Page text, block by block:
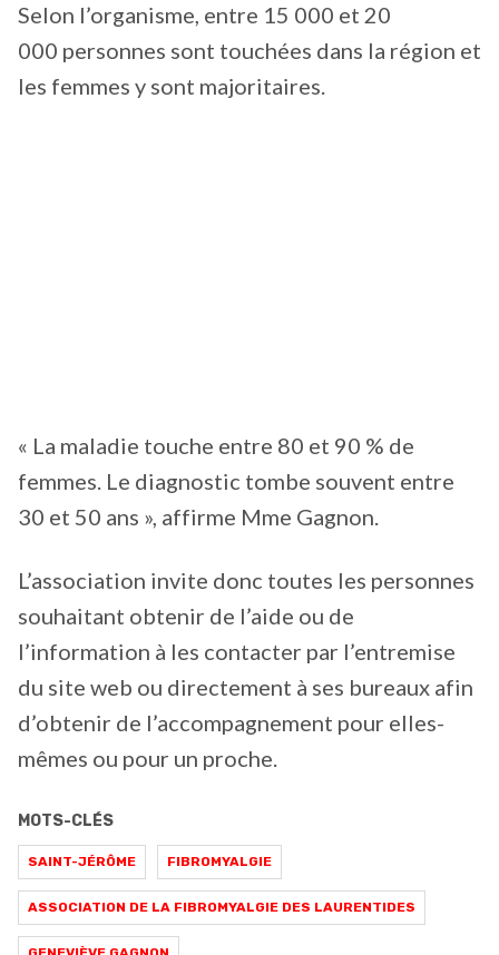
Selon l’organisme, entre 15 000 et 20
000 personnes sont touchées dans la région et
les femmes y sont majoritaires.
« La maladie touche entre 80 et 90 % de
femmes. Le diagnostic tombe souvent entre
30 et 50 ans », affirme Mme Gagnon.
L’association invite donc toutes les personnes
souhaitant obtenir de l’aide ou de
l’information à les contacter par l’entremise
du site web ou directement à ses bureaux afin
d’obtenir de l’accompagnement pour elles-
mêmes ou pour un proche.
MOTS-CLÉS
SAINT-JÉRÔME FIBROMYALGIE
ASSOCIATION DE LA FIBROMYALGIE DES LAURENTIDES